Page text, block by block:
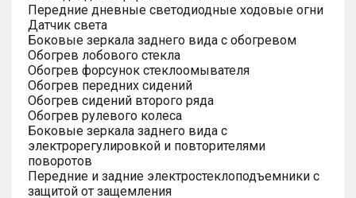
Передние дневные светодиодные ходовые огни
Датчик света
Боковые зеркала заднего вида с обогревом
Обогрев лобового стекла
Обогрев форсунок стеклоомывателя
Обогрев передних сидений
Обогрев сидений второго ряда
Обогрев рулевого колеса
Боковые зеркала заднего вида с
электрорегулировкой и повторителями
поворотов
Передние и задние электростеклоподъемники с
защитой от защемления